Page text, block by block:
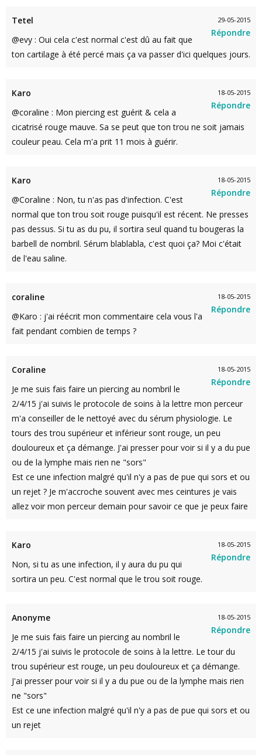
29-05-2015
Répondre
Tetel
@evy : Oui cela c'est normal c'est dû au fait que
ton cartilage à été percé mais ça va passer d'ici quelques jours.
18-05-2015
Répondre
Karo
@coraline : Mon piercing est guérit & cela a
cicatrisé rouge mauve. Sa se peut que ton trou ne soit jamais
couleur peau. Cela m'a prit 11 mois à guérir.
18-05-2015
Répondre
Karo
@Coraline : Non, tu n'as pas d'infection. C'est
normal que ton trou soit rouge puisqu'il est récent. Ne presses
pas dessus. Si tu as du pu, il sortira seul quand tu bougeras la
barbell de nombril. Sérum blablabla, c'est quoi ça? Moi c'était
de l'eau saline.
18-05-2015
Répondre
coraline
@Karo : j'ai réécrit mon commentaire cela vous l'a
fait pendant combien de temps ?
18-05-2015
Répondre
Coraline
Je me suis fais faire un piercing au nombril le
2/4/15 j'ai suivis le protocole de soins à la lettre mon perceur
m'a conseiller de le nettoyé avec du sérum physiologie. Le
tours des trou supérieur et inférieur sont rouge, un peu
douloureux et ça démange. J'ai presser pour voir si il y a du pue
ou de la lymphe mais rien ne "sors"
Est ce une infection malgré qu'il n'y a pas de pue qui sors et ou
un rejet ? Je m'accroche souvent avec mes ceintures je vais
allez voir mon perceur demain pour savoir ce que je peux faire
18-05-2015
Répondre
Karo
Non, si tu as une infection, il y aura du pu qui
sortira un peu. C'est normal que le trou soit rouge.
18-05-2015
Répondre
Anonyme
Je me suis fais faire un piercing au nombril le
2/4/15 j'ai suivis le protocole de soins à la lettre. Le tour du
trou supérieur est rouge, un peu douloureux et ça démange.
J'ai presser pour voir si il y a du pue ou de la lymphe mais rien
ne "sors"
Est ce une infection malgré qu'il n'y a pas de pue qui sors et ou
un rejet